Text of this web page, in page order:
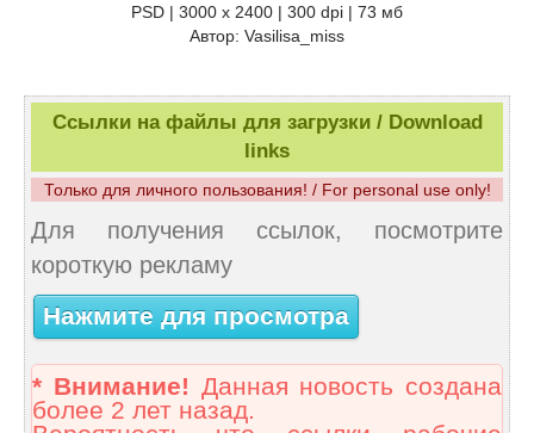
PSD | 3000 х 2400 | 300 dpi | 73 мб
Автор: Vasilisa_miss
Ссылки на файлы для загрузки / Download
links
Только для личного пользования! / For personal use only!
Для получения ссылок, посмотрите
короткую рекламу
Нажмите для просмотра
* Внимание! Данная новость создана
более 2 лет назад.